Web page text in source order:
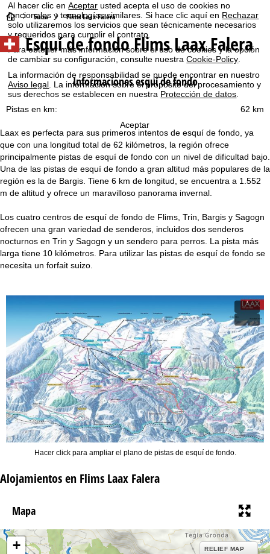
Al hacer clic enAceptar usted acepta el uso de cookies no
funcionales y tecnologías similares. Si hace clic aquí en Rechazar
solo utilizaremos los servicios que sean técnicamente necesarios
y requeridos para cumplir el contrato.
Para obtener más información sobre el uso de cookies y la opción
de cambiar su configuración, consulte nuestraCookie-Policy
La información de responsabilidad se puede encontrar en nuestro
Aviso legal . La información sobre el propósito del procesamiento y
sus derechos se establecen en nuestra Protección de datos
Aceptar
P
á
g
i
n
p
n
c
a
l
Suiza Flims Laax Falera
Esquí de fondo Flims Laax Falera
Informaciones esquí de fondo
62 km
Pistas en km:
Laax es perfecta para sus primeros intentos de esquí de fondo, ya
que con una longitud total de 62 kilómetros, la región ofrece
principalmente pistas de esquí de fondo con un nivel de dificultad bajo.
Una de las pistas de esquí de fondo a gran altitud más populares de la
región es la de Bargis. Tiene 6 km de longitud, se encuentra a 1.552
m de altitud y ofrece un maravilloso panorama invernal.
Los cuatro centros de esquí de fondo de Flims, Trin, Bargis y Sagogn
ofrecen una gran variedad de senderos, incluidos dos senderos
nocturnos en Trin y Sagogn y un sendero para perros. La pista más
larga tiene 10 kilómetros. Para utilizar las pistas de esquí de fondo se
necesita un forfait suizo.
Hacer click para ampliar el plano de pistas de esquí de fondo.
Alojamientos en Flims Laax Falera
Mapa
+ RELIEF MAP